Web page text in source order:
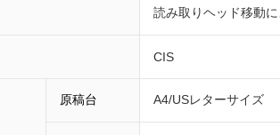
読み取りヘッド移動
CIS
原稿台 A4/USレターサイズ